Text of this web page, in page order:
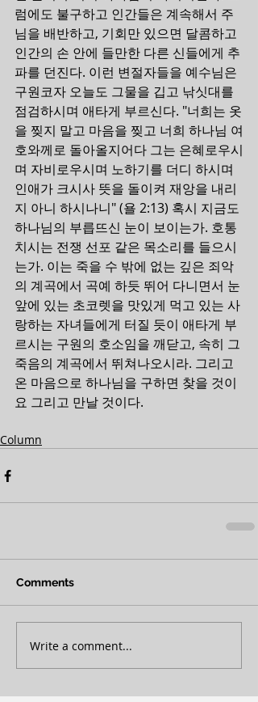
럼에도 불구하고 인간들은 계속해서 주
님을 배반하고, 기회만 있으면 달콤하고
인간의 손 안에 들만한 다른 신들에게 추
파를 던진다. 이런 변절자들을 예수님은
구원코자 오늘도 그물을 깁고 낚싯대를
점검하시며 애타게 부르신다. "너희는 옷
을 찢지 말고 마음을 찢고 너희 하나님 여
호와께로 돌아올지어다 그는 은혜로우시
며 자비로우시며 노하기를 더디 하시며
인애가 크시사 뜻을 돌이켜 재앙을 내리
지 아니 하시나니" (욜 2:13) 혹시 지금도
하나님의 부릅뜨신 눈이 보이는가. 호통
치시는 전쟁 선포 같은 목소리를 들으시
는가. 이는 죽을 수 밖에 없는 깊은 죄악
의 계곡에서 곡예 하듯 뛰어 다니면서 눈
앞에 있는 초코렛을 맛있게 먹고 있는 사
랑하는 자녀들에게 터질 듯이 애타게 부
르시는 구원의 호소임을 깨닫고, 속히 그
죽음의 계곡에서 뛰쳐나오시라. 그리고
온 마음으로 하나님을 구하면 찾을 것이
요 그리고 만날 것이다.
Column
Comments
Write a comment...